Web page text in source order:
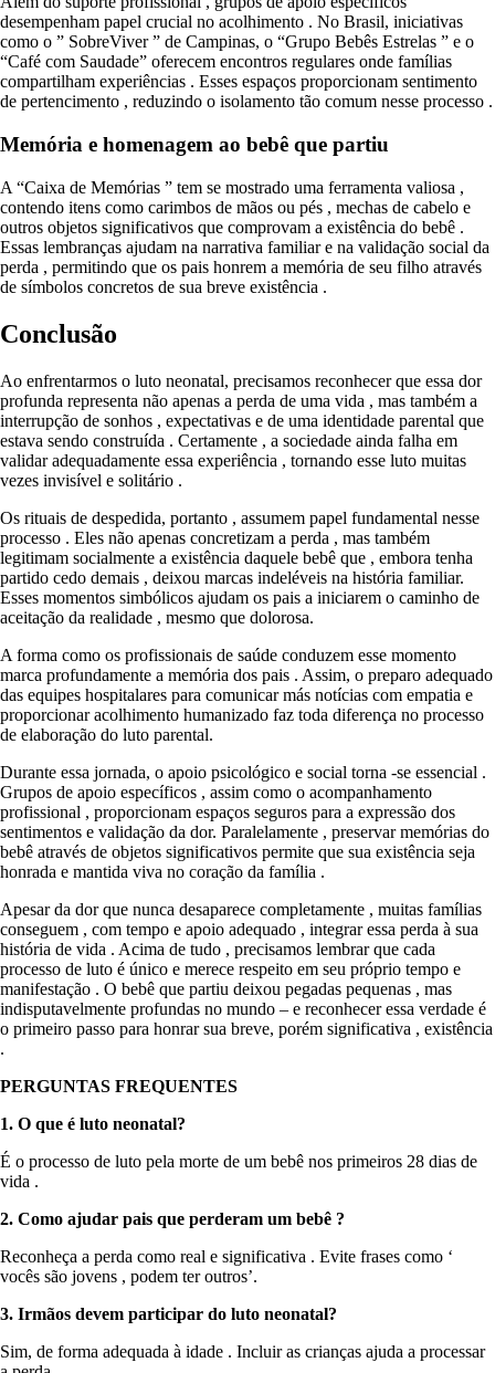
desempenham papel crucial no acolhimento . No Brasil, iniciativas
como o ” SobreViver ” de Campinas, o “Grupo Bebês Estrelas ” e o
“Café com Saudade” oferecem encontros regulares onde famílias
compartilham experiências . Esses espaços proporcionam sentimento
de pertencimento , reduzindo o isolamento tão comum nesse processo .
Memória e homenagem ao bebê que partiu
A “Caixa de Memórias ” tem se mostrado uma ferramenta valiosa ,
contendo itens como carimbos de mãos ou pés , mechas de cabelo e
outros objetos significativos que comprovam a existência do bebê .
Essas lembranças ajudam na narrativa familiar e na validação social da
perda , permitindo que os pais honrem a memória de seu filho através
de símbolos concretos de sua breve existência .
Conclusão
Ao enfrentarmos o luto neonatal, precisamos reconhecer que essa dor
profunda representa não apenas a perda de uma vida , mas também a
interrupção de sonhos , expectativas e de uma identidade parental que
estava sendo construída . Certamente , a sociedade ainda falha em
validar adequadamente essa experiência , tornando esse luto muitas
vezes invisível e solitário .
Os rituais de despedida, portanto , assumem papel fundamental nesse
processo . Eles não apenas concretizam a perda , mas também
legitimam socialmente a existência daquele bebê que , embora tenha
partido cedo demais , deixou marcas indeléveis na história familiar.
Esses momentos simbólicos ajudam os pais a iniciarem o caminho de
aceitação da realidade , mesmo que dolorosa.
A forma como os profissionais de saúde conduzem esse momento
marca profundamente a memória dos pais . Assim, o preparo adequado
das equipes hospitalares para comunicar más notícias com empatia e
proporcionar acolhimento humanizado faz toda diferença no processo
de elaboração do luto parental.
Durante essa jornada, o apoio psicológico e social torna -se essencial .
Grupos de apoio específicos , assim como o acompanhamento
profissional , proporcionam espaços seguros para a expressão dos
sentimentos e validação da dor. Paralelamente , preservar memórias do
bebê através de objetos significativos permite que sua existência seja
honrada e mantida viva no coração da família .
Apesar da dor que nunca desaparece completamente , muitas famílias
conseguem , com tempo e apoio adequado , integrar essa perda à sua
história de vida . Acima de tudo , precisamos lembrar que cada
processo de luto é único e merece respeito em seu próprio tempo e
manifestação . O bebê que partiu deixou pegadas pequenas , mas
indisputavelmente profundas no mundo – e reconhecer essa verdade é
o primeiro passo para honrar sua breve, porém significativa , existência
.
PERGUNTAS FREQUENTES
1. O que é luto neonatal?
É o processo de luto pela morte de um bebê nos primeiros 28 dias de
vida .
2. Como ajudar pais que perderam um bebê ?
Reconheça a perda como real e significativa . Evite frases como ‘
vocês são jovens , podem ter outros’.
3. Irmãos devem participar do luto neonatal?
Sim, de forma adequada à idade . Incluir as crianças ajuda a processar